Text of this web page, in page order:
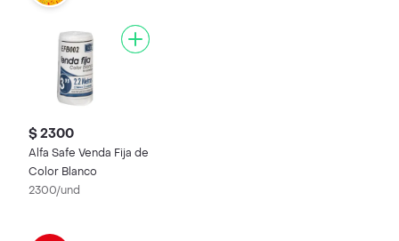
$ 2300
Alfa Safe Venda Fija de
Color Blanco
2300/und